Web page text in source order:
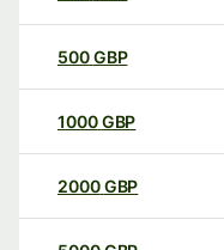
500GBP
1000GBP
2000GBP